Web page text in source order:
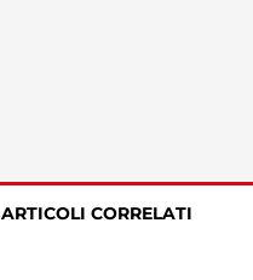
ARTICOLI CORRELATI